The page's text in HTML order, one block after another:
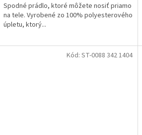
Spodné prádlo, ktoré môžete nosiť priamo
na tele. Vyrobené zo 100% polyesterového
úpletu, ktorý...
Kód: ST-0088 342 1404